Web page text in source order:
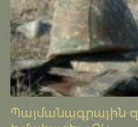
Պայմանագրային